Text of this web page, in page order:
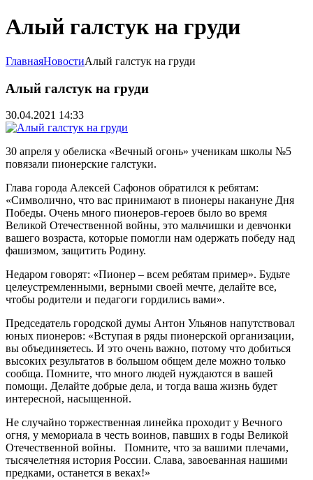
Алый галстук на груди
ГлавнаяНовостиАлый галстук на груди
Алый галстук на груди
30.04.2021 14:33
30 апреля у обелиска «Вечный огонь» ученикам школы №5
повязали пионерские галстуки.
Глава города Алексей Сафонов обратился к ребятам:
«Символично, что вас принимают в пионеры накануне Дня
Победы. Очень много пионеров-героев было во время
Великой Отечественной войны, это мальчишки и девчонки
вашего возраста, которые помогли нам одержать победу над
фашизмом, защитить Родину.
Недаром говорят: «Пионер – всем ребятам пример». Будьте
целеустремленными, верными своей мечте, делайте все,
чтобы родители и педагоги гордились вами».
Председатель городской думы Антон Ульянов напутствовал
юных пионеров: «Вступая в ряды пионерской организации,
вы объединяетесь. И это очень важно, потому что добиться
высоких результатов в большом общем деле можно только
сообща. Помните, что много людей нуждаются в вашей
помощи. Делайте добрые дела, и тогда ваша жизнь будет
интересной, насыщенной.
Не случайно торжественная линейка проходит у Вечного
огня, у мемориала в честь воинов, павших в годы Великой
Отечественной войны. Помните, что за вашими плечами,
тысячелетняя история России. Слава, завоеванная нашими
предками, останется в веках!»